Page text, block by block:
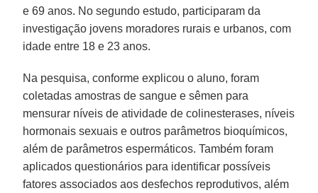
e 69 anos. No segundo estudo, participaram da
investigação jovens moradores rurais e urbanos, com
idade entre 18 e 23 anos.
Na pesquisa, conforme explicou o aluno, foram
coletadas amostras de sangue e sêmen para
mensurar níveis de atividade de colinesterases, níveis
hormonais sexuais e outros parâmetros bioquímicos,
além de parâmetros espermáticos. Também foram
aplicados questionários para identificar possíveis
fatores associados aos desfechos reprodutivos, além